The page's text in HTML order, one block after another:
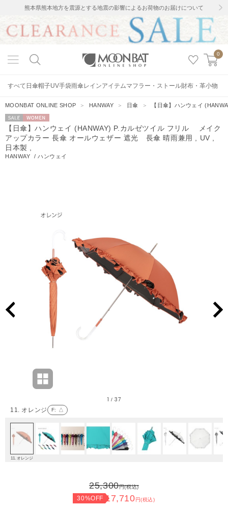
熊本県熊本地方を震源とする地震の影響によるお荷物のお届けについて
0
すべて 日傘帽子UV手袋雨傘レインアイテムマフラー・ストール財布・革小物
MOONBAT ONLINE SHOP ＞ HANWAY ＞ 日傘 ＞ 【日傘】ハンウェイ
セー
ル
WOMEN
【日傘】ハンウェイ (HANWAY) P.カルゼツイル フリル メイク
アップカラー 長傘 オールウェザー 遮光 長傘 晴雨兼用 , UV ,
日本製 ,
HANWAY /ハンウェイ
11. オレンジ F: △
1 /37
11. オレンジ
25,300円(税込)
30%OFF 17,710円(税込)